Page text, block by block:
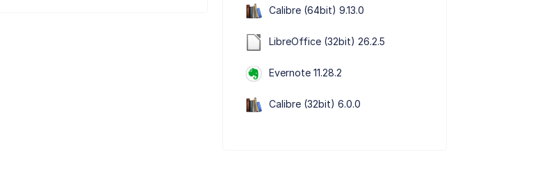
Calibre (64bit) 9.13.0
LibreOffice (32bit) 26.2.5
Evernote 11.28.2
Calibre (32bit) 6.0.0